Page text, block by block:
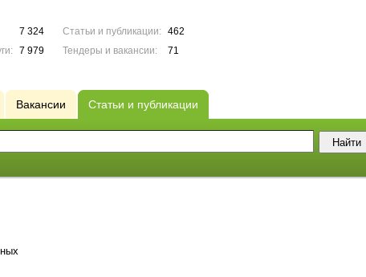
7 324
7 979
Статьи и публикации:
462
Тендеры и вакансии:
71
Вакансии Статьи и публикации